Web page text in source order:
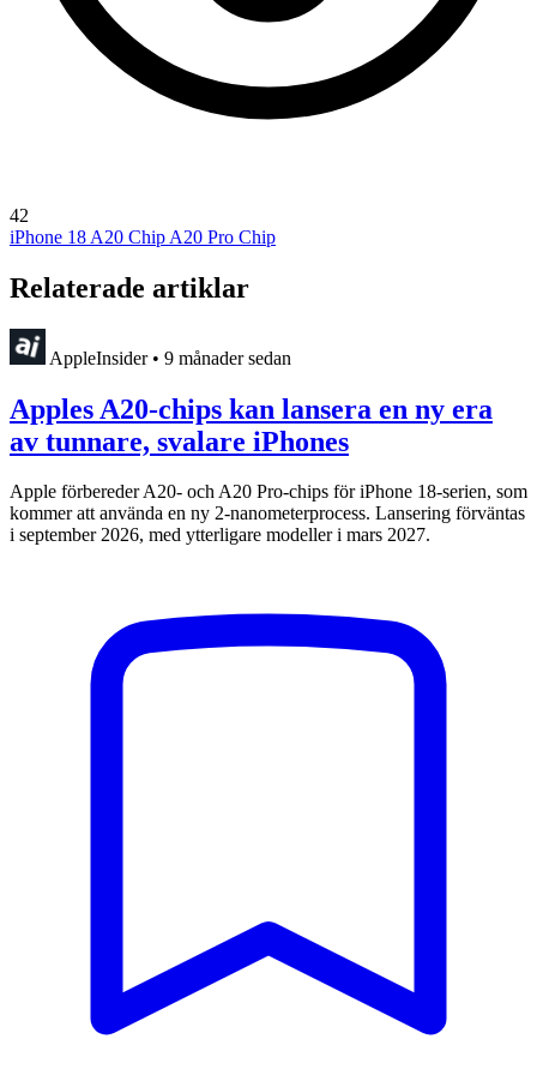
42
iPhone 18 A20 Chip A20 Pro Chip
Relaterade artiklar
AppleInsider • 9 månader sedan
Apples A20-chips kan lansera en ny era
av tunnare, svalare iPhones
Apple förbereder A20- och A20 Pro-chips för iPhone 18-serien, som
kommer att använda en ny 2-nanometerprocess. Lansering förväntas
i september 2026, med ytterligare modeller i mars 2027.